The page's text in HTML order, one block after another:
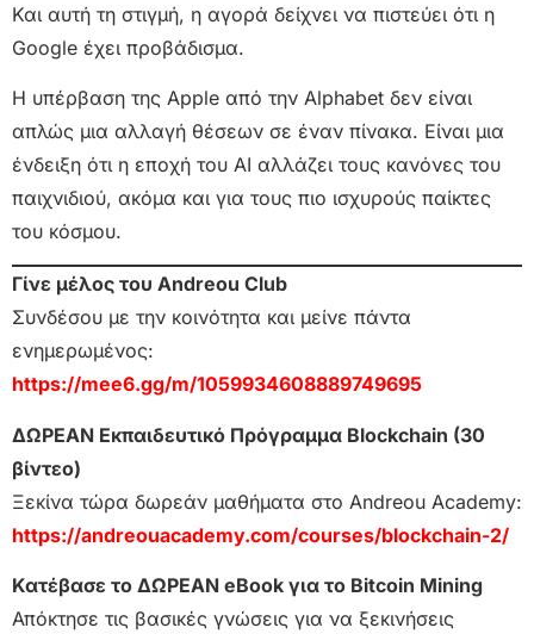
Και αυτή τη στιγμή, η αγορά δείχνει να πιστεύει ότι η
Google έχει προβάδισμα.
Η υπέρβαση της Apple από την Alphabet δεν είναι
απλώς μια αλλαγή θέσεων σε έναν πίνακα. Είναι μια
ένδειξη ότι η εποχή του AI αλλάζει τους κανόνες του
παιχνιδιού, ακόμα και για τους πιο ισχυρούς παίκτες
του κόσμου.
Γίνε μέλος του Andreou Club
Συνδέσου με την κοινότητα και μείνε πάντα
ενημερωμένος:
https://mee6.gg/m/1059934608889749695
ΔΩΡΕΑΝ Εκπαιδευτικό Πρόγραμμα Blockchain (30
βίντεο)
Ξεκίνα τώρα δωρεάν μαθήματα στο Andreou Academy:
https://andreouacademy.com/courses/blockchain-2/
Κατέβασε το ΔΩΡΕΑΝ eBook για το Bitcoin Mining
Απόκτησε τις βασικές γνώσεις για να ξεκινήσεις